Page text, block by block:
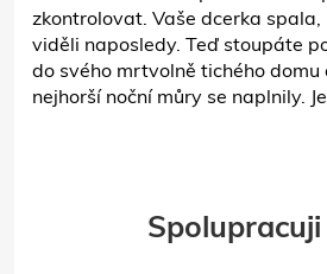
zkontrolovat. Vaše dcerka spala,
viděli naposledy. Teď stoupáte
do svého mrtvolně tichého domu
nejhorší noční můry se naplnily.
Spolupracuji